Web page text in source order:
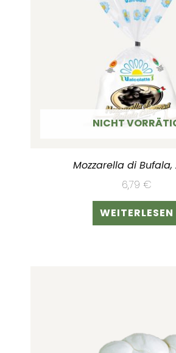
NICHT
Mozzarella di Bufala,
6,79 €
WEITERLESEN